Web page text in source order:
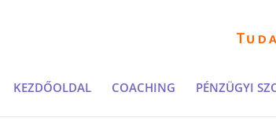
KEZDŐOLDAL COACHING PÉNZÜGYI